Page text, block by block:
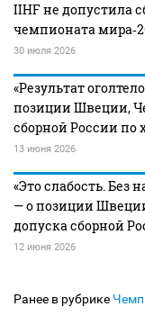
IIHF не допустила
чемпионата
30 июля 2026
«Результат
позиции Швеции,
сборной России по
13 июня 2026
«Это слабость. Без
— о позиции
допуска сборной
12 июня 2026
Ранее в рубрике